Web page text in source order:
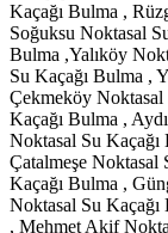
Kaçağı Bulma ,
Soğuksu Noktasal
Bulma ,Yalıköy
Su Kaçağı Bulma ,
Çekmeköy Noktasal
Kaçağı Bulma ,
Noktasal Su Kaçağı
Çatalmeşe Noktasal
Kaçağı Bulma ,
Noktasal Su Kaçağı
, Mehmet Akif